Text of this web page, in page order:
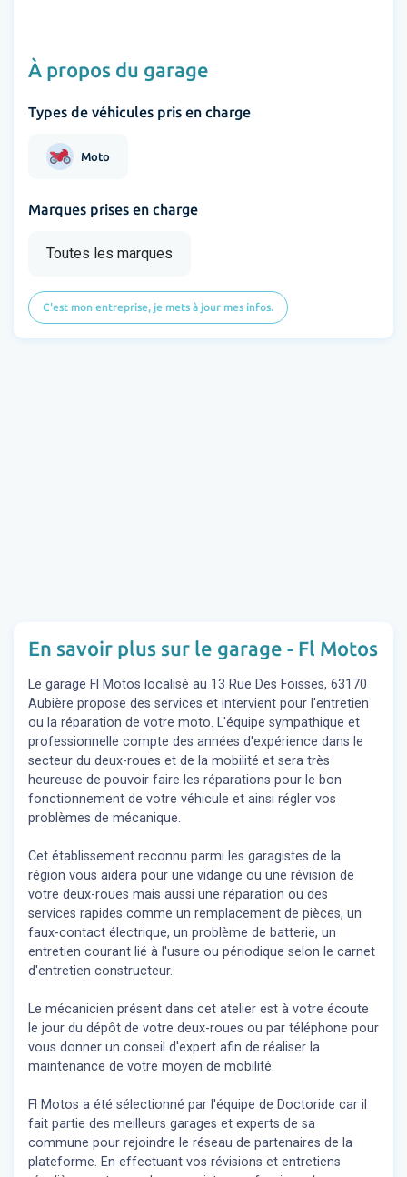
À propos du garage
Types de véhicules pris en charge
Moto
Marques prises en charge
Toutes les marques
C'est mon entreprise, je mets à jour mes infos.
En savoir plus sur le garage - Fl Motos
Le garage Fl Motos localisé au 13 Rue Des Foisses, 63170
Aubière propose des services et intervient pour l'entretien
ou la réparation de votre moto. L'équipe sympathique et
professionnelle compte des années d'expérience dans le
secteur du deux-roues et de la mobilité et sera très
heureuse de pouvoir faire les réparations pour le bon
fonctionnement de votre véhicule et ainsi régler vos
problèmes de mécanique.
Cet établissement reconnu parmi les garagistes de la
région vous aidera pour une vidange ou une révision de
votre deux-roues mais aussi une réparation ou des
services rapides comme un remplacement de pièces, un
faux-contact électrique, un problème de batterie, un
entretien courant lié à l'usure ou périodique selon le carnet
d'entretien constructeur.
Le mécanicien présent dans cet atelier est à votre écoute
le jour du dépôt de votre deux-roues ou par téléphone pour
vous donner un conseil d'expert afin de réaliser la
maintenance de votre moyen de mobilité.
Fl Motos a été sélectionné par l'équipe de Doctoride car il
fait partie des meilleurs garages et experts de sa
commune pour rejoindre le réseau de partenaires de la
plateforme. En effectuant vos révisions et entretiens